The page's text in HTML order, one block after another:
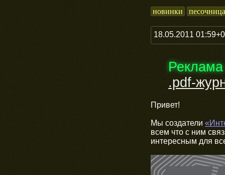
новинки
песочница
18.05.2011
Реклама
.pdf-
Привет!
Мы создатели
всем что с ним
интересным для